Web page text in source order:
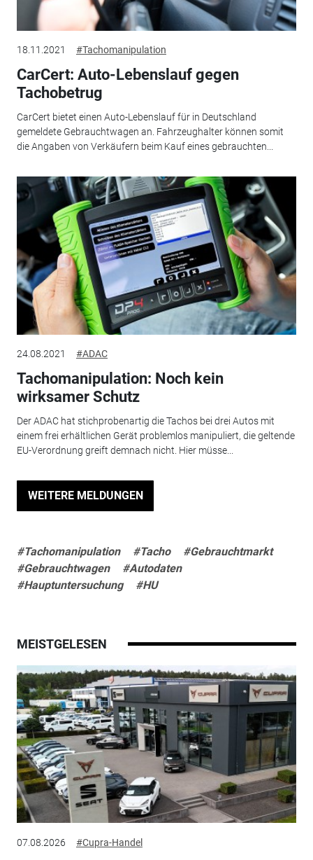
18.11.2021 #Tachomanipulation
CarCert: Auto-Lebenslauf gegen
Tachobetrug
CarCert bietet einen Auto-Lebenslauf für in Deutschland
gemeldete Gebrauchtwagen an. Fahrzeughalter können somit
die Angaben von Verkäufern beim Kauf eines gebrauchten...
24.08.2021 #ADAC
Tachomanipulation: Noch kein
wirksamer Schutz
Der ADAC hat stichprobenartig die Tachos bei drei Autos mit
einem frei erhältlichen Gerät problemlos manipuliert, die geltende
EU-Verordnung greift demnach nicht. Hier müsse...
WEITERE MELDUNGEN
#Tachomanipulation #Tacho
#Gebrauchtmarkt
#Gebrauchtwagen
#Autodaten
#Hauptuntersuchung
#HU
MEISTGELESEN
07.08.2026 #Cupra-Handel